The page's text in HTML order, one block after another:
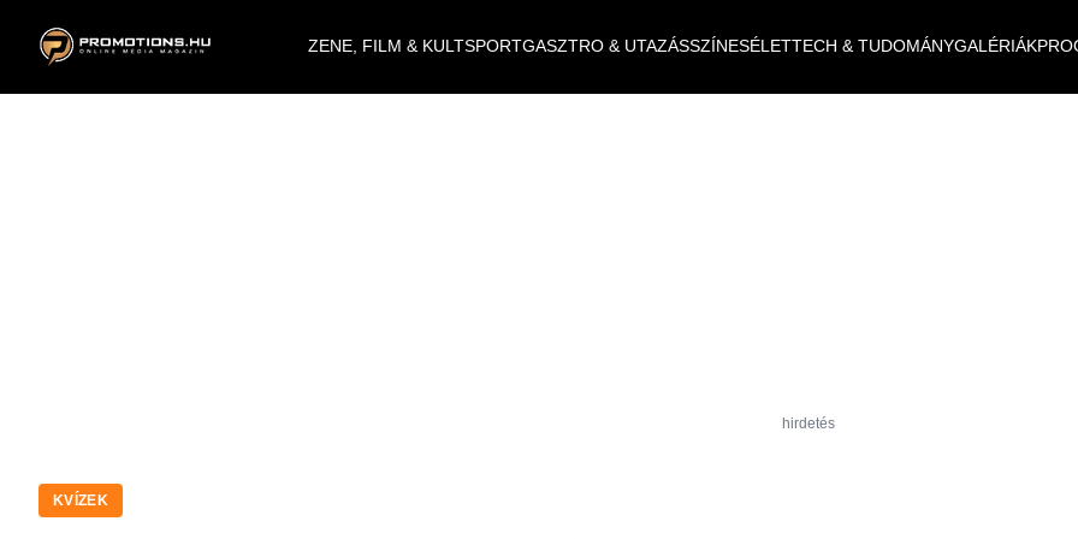
ZENE, FILM & KULTSPORTGASZTRO & UTAZÁSSZÍNESÉLETTECH & TUDOMÁNYGALÉRIÁK
hirdetés
KVÍZEK